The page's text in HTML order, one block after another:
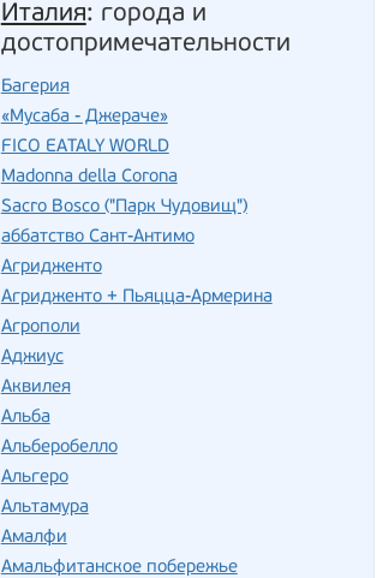
Италия: города и
достопримечательности
Багерия
«Мусаба - Джераче»
FICO EATALY WORLD
Madonna della Corona
Sacro Bosco ("Парк Чудовищ")
аббатство Сант-Антимо
Агридженто
Агридженто + Пьяцца-Армерина
Агрополи
Аджиус
Аквилея
Альба
Альберобелло
Альгеро
Альтамура
Амалфи
Амальфитанское побережье